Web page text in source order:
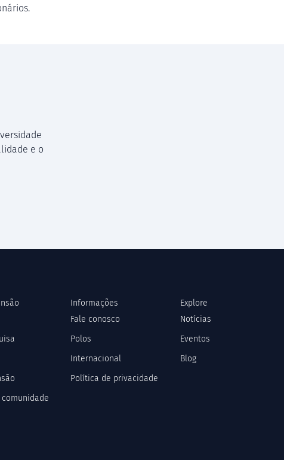
e o
Informações
Fale conosco
Polos
Internacional
Política de privacidade
Explore
Notícias
Eventos
Blog